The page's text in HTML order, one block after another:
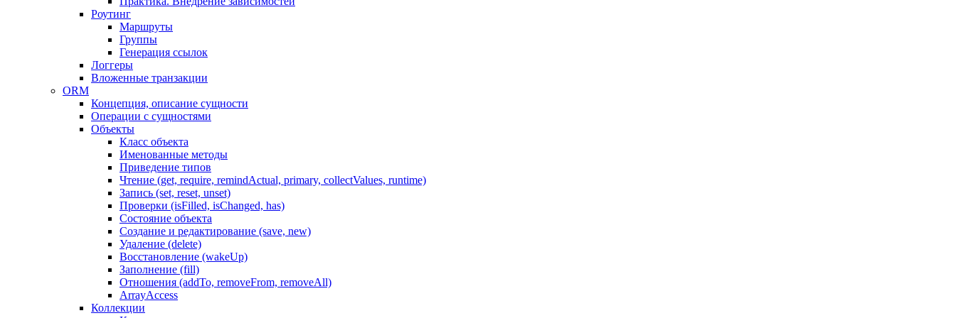
Роутинг
Маршруты
Группы
Генерация ссылок
Логгеры
Вложенные транзакции
ORM
Концепция, описание сущности
Операции с сущностями
Объекты
Класс объекта
Именованные методы
Приведение типов
Чтение (get, require, remindActual, primary, collectValues, runtime)
Запись (set, reset, unset)
Проверки (isFilled, isChanged, has)
Состояние объекта
Создание и редактирование (save, new)
Удаление (delete)
Восстановление (wakeUp)
Заполнение (fill)
Отношения (addTo, removeFrom, removeAll)
ArrayAccess
Коллекции